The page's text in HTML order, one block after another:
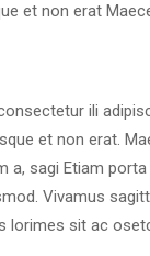
et non erat
ili
et non erat.
a, sagi Etiam
Vivamus
lorimes sit ac